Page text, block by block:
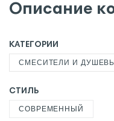
Описание
КАТЕГОРИИ
СМЕСИТЕЛИ И
СТИЛЬ
СОВРЕМЕННЫЙ